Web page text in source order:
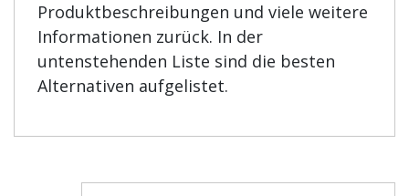
Produktbeschreibungen und viele weitere
Informationen zurück. In der
untenstehenden Liste sind die besten
Alternativen aufgelistet.